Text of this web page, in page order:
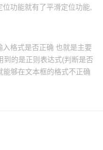
功能就有了平滑定位功能,
格式是否正确 也就是主要
到的是正则表达式(判断是否
能够在文本框的格式不正确